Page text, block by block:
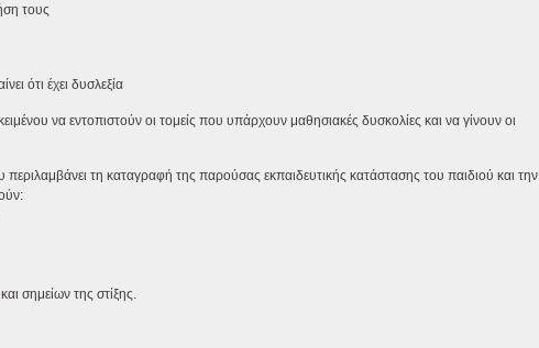
τους
ότι έχει δυσλεξία
να εντοπιστούν οι τομείς που υπάρχουν μαθησιακές δυσκολίες και να γίνουν οι
τη καταγραφή της παρούσας εκπαιδευτικής κατάστασης του παιδιού και την
σημείων της στίξης.